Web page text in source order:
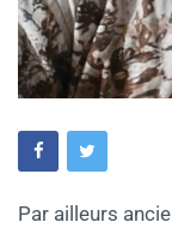
Par ailleurs